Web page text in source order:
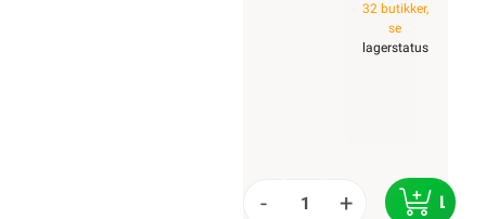
32 butikker,
se
lagerstatus
- +